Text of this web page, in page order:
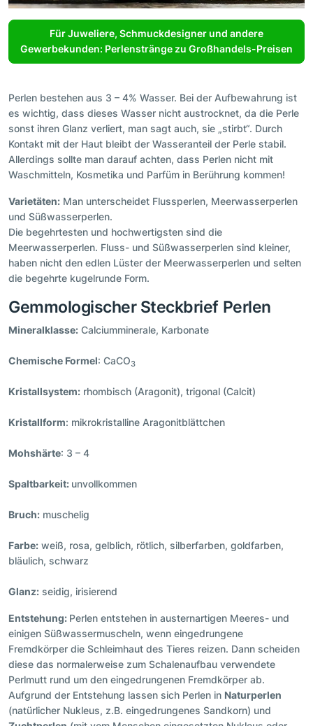
Für Juweliere, Schmuckdesigner und andere
Gewerbekunden: Perlenstränge zu Großhandels-Preisen
Perlen bestehen aus 3 – 4% Wasser. Bei der Aufbewahrung ist
es wichtig, dass dieses Wasser nicht austrocknet, da die Perle
sonst ihren Glanz verliert, man sagt auch, sie „stirbt“. Durch
Kontakt mit der Haut bleibt der Wasseranteil der Perle stabil.
Allerdings sollte man darauf achten, dass Perlen nicht mit
Waschmitteln, Kosmetika und Parfüm in Berührung kommen!
Varietäten: Man unterscheidet Flussperlen, Meerwasserperlen
und Süßwasserperlen.
Die begehrtesten und hochwertigsten sind die
Meerwasserperlen. Fluss- und Süßwasserperlen sind kleiner,
haben nicht den edlen Lüster der Meerwasserperlen und selten
die begehrte kugelrunde Form.
Gemmologischer Steckbrief Perlen
Mineralklasse: Calciumminerale, Karbonate
Chemische Formel: CaCO3
Kristallsystem: rhombisch (Aragonit), trigonal (Calcit)
Kristallform: mikrokristalline Aragonitblättchen
Mohshärte: 3 – 4
Spaltbarkeit: unvollkommen
Bruch: muschelig
Farbe: weiß, rosa, gelblich, rötlich, silberfarben, goldfarben,
bläulich, schwarz
Glanz: seidig, irisierend
Entstehung: Perlen entstehen in austernartigen Meeres- und
einigen Süßwassermuscheln, wenn eingedrungene
Fremdkörper die Schleimhaut des Tieres reizen. Dann scheiden
diese das normalerweise zum Schalenaufbau verwendete
Perlmutt rund um den eingedrungenen Fremdkörper ab.
Aufgrund der Entstehung lassen sich Perlen in Naturperlen
(natürlicher Nukleus, z.B. eingedrungenes Sandkorn) und